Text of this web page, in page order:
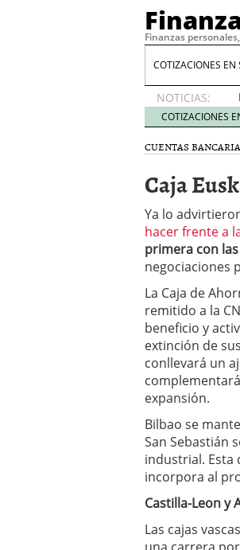
Finanzas
COTIZACIONES EN
NOTICIAS:
a
COTIZACIONES
CUENTAS
Caja
Ya lo
hacer frente a
primera con
negociaciones
La Caja de
remitido a la
beneficio y
extinción de
conllevará un
expansión.
Bilbao se
San Sebastián
industrial. Esta
incorpora al
Castilla-Leon y
Las cajas